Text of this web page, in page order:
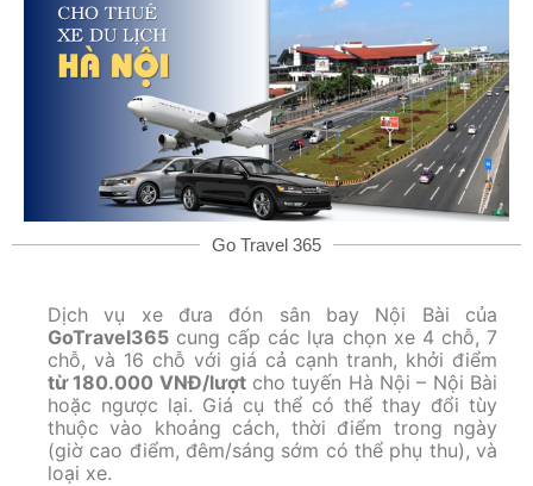
Go Travel 365
Dịch vụ xe đưa đón sân bay Nội Bài của
GoTravel365 cung cấp các lựa chọn xe 4 chỗ, 7
chỗ, và 16 chỗ với giá cả cạnh tranh, khởi điểm
từ 180.000 VNĐ/lượtcho tuyến Hà Nội – Nội Bài
hoặc ngược lại. Giá cụ thể có thể thay đổi tùy
thuộc vào khoảng cách, thời điểm trong ngày
(giờ cao điểm, đêm/sáng sớm có thể phụ thu), và
loại xe.